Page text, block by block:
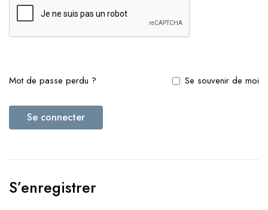
Se souvenir de moi
Se connecter
Mot de passe perdu ?
S’enregistrer